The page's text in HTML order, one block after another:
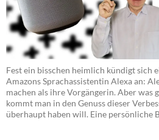
Fest ein bisschen heimlich kündigt sich
Amazons Sprachassistentin Alexa an:
machen als ihre Vorgängerin. Aber was
kommt man in den Genuss dieser
überhaupt haben will. Eine persönliche